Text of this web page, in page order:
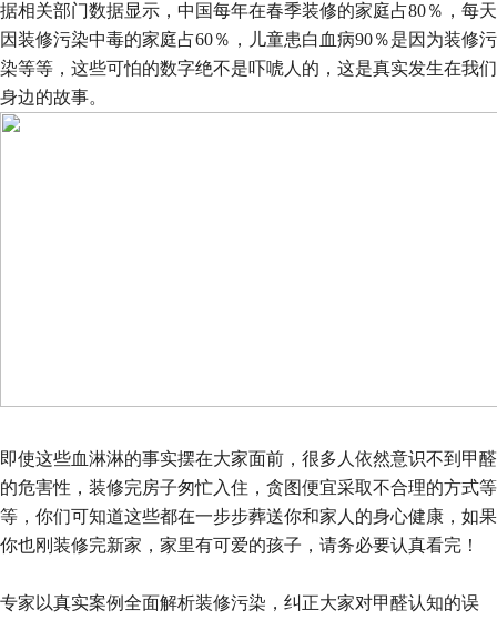
据相关部门数据显示，中国每年在春季装修的家庭占80％，每天
因装修污染中毒的家庭占60％，儿童患白血病90％是因为装修污
染等等，这些可怕的数字绝不是吓唬人的，这是真实发生在我们
身边的故事。
即使这些血淋淋的事实摆在大家面前，很多人依然意识不到甲醛
的危害性，装修完房子匆忙入住，贪图便宜采取不合理的方式等
等，你们可知道这些都在一步步葬送你和家人的身心健康，如果
你也刚装修完新家，家里有可爱的孩子，请务必要认真看完！
专家以真实案例全面解析装修污染，纠正大家对甲醛认知的误